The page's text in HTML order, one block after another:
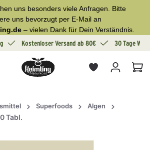
uns besonders viele Anfragen. Bitte
uns bevorzugt per E-Mail an
– vielen Dank für Dein Verständnis.
Kostenloser Versand ab 80€ 30 Tage
Superfoods Algen
Tabl.